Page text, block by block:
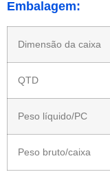
Embalagem:
Dimensão da caixa
QTD
Peso líquido/PC
Peso bruto/caixa